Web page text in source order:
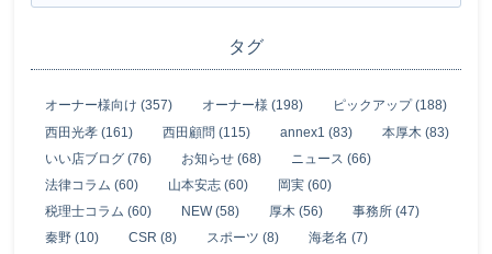
タグ
オーナー様向け (357) オーナー様 (198)
ピックアップ (188)
西田光孝 (161)
西田顧問 (115) annex1 (83)
本厚木 (83)
いい店ブログ (76)
お知らせ (68)
ニュース (66)
法律コラム (60)
山本安志 (60)
岡実 (60)
税理士コラム (60)
NEW (58) 厚木 (56)
事務所 (47)
秦野 (10)
CSR (8) スポーツ (8)
海老名 (7)